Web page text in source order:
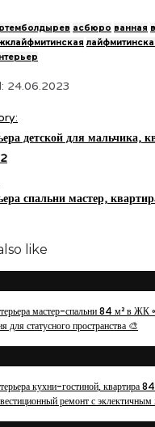
асбюро ванная
24.06.2023
детской для мальчика,
спальни мастер,
like
мастер-спальни 84 м² в
для статусного пространства 🎨
кухни-гостиной,
ремонт с эклектичным